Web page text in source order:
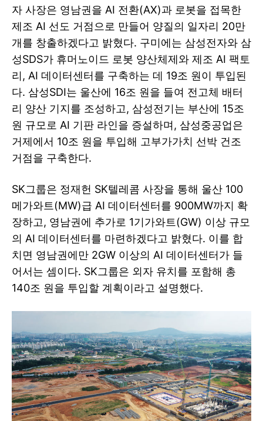
자 사장은 영남권을 AI 전환(AX)과 로봇을 접목한
제조 AI 선도 거점으로 만들어 양질의 일자리 20만
개를 창출하겠다고 밝혔다. 구미에는 삼성전자와 삼
성SDS가 휴머노이드 로봇 양산체제와 제조 AI 팩토
리, AI 데이터센터를 구축하는 데 19조 원이 투입된
다. 삼성SDI는 울산에 16조 원을 들여 전고체 배터
리 양산 기지를 조성하고, 삼성전기는 부산에 15조
원 규모로 AI 기판 라인을 증설하며, 삼성중공업은
거제에서 10조 원을 투입해 고부가가치 선박 건조
거점을 구축한다.
SK그룹은 정재헌 SK텔레콤 사장을 통해 울산 100
메가와트(MW)급 AI 데이터센터를 900MW까지 확
장하고, 영남권에 추가로 1기가와트(GW) 이상 규모
의 AI 데이터센터를 마련하겠다고 밝혔다. 이를 합
치면 영남권에만 2GW 이상의 AI 데이터센터가 들
어서는 셈이다. SK그룹은 외자 유치를 포함해 총
140조 원을 투입할 계획이라고 설명했다.